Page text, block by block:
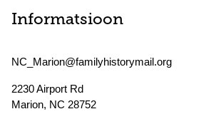
Informatsioon
NC_Marion@familyhistorymail.org
2230 Airport Rd
Marion, NC 28752